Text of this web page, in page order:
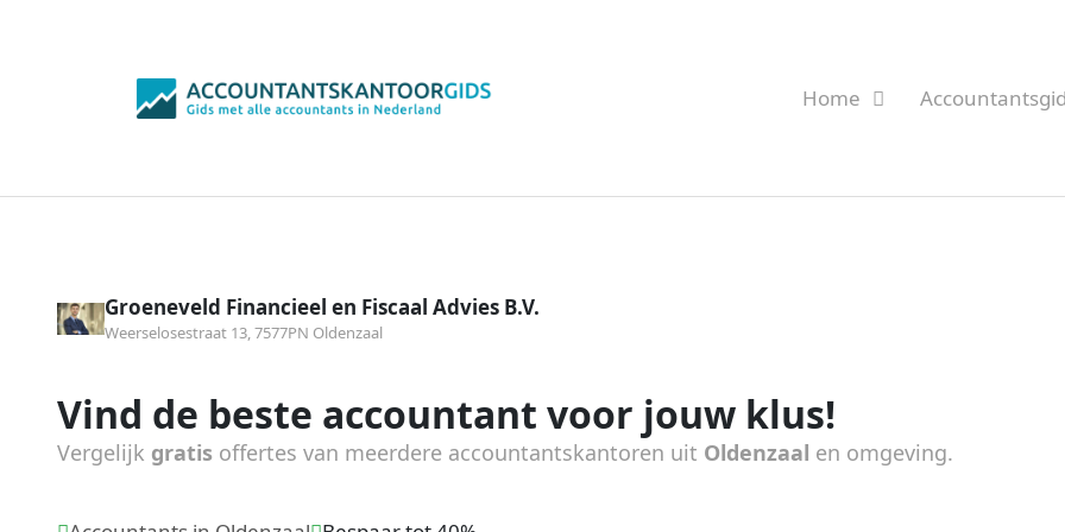
Home
Groeneveld Financieel en Fiscaal Advies B.V.
Weerselosestraat 13, 7577PN Oldenzaal
Vind de beste accountant voor jouw klus!
Vergelijk gratis offertes van meerdere accountantskantoren uit Oldenzaal en omgeving.